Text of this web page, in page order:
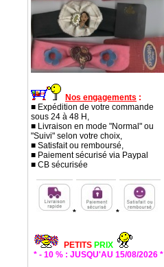
Nos engagements :
■ Expédition de votre commande
sous 24 à 48 H,
■ Livraison en mode "Normal" ou
"Suivi" selon votre choix,
■ Satisfait ou remboursé,
■ Paiement sécurisé via Paypal
■ CB sécurisée
* *
PETITS PRIX
* - 10 % : JUSQU'AU 15/08/2026 *